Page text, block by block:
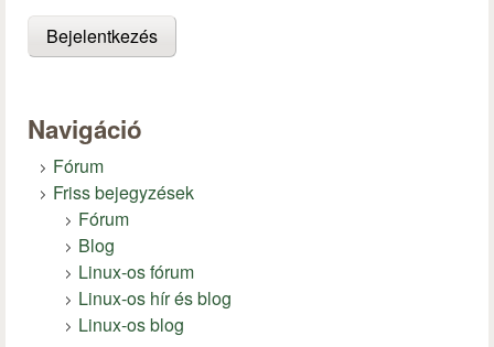
Navigáció
Fórum
Friss bejegyzések
Fórum
Blog
Linux-os fórum
Linux-os hír és blog
Linux-os blog